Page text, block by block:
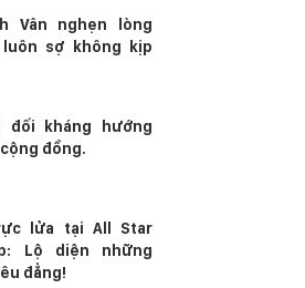
Vân nghẹn lòng
sợ không kịp
đối kháng hướng
đồng.
lửa tại All Star
Lộ diện những
đẳng!